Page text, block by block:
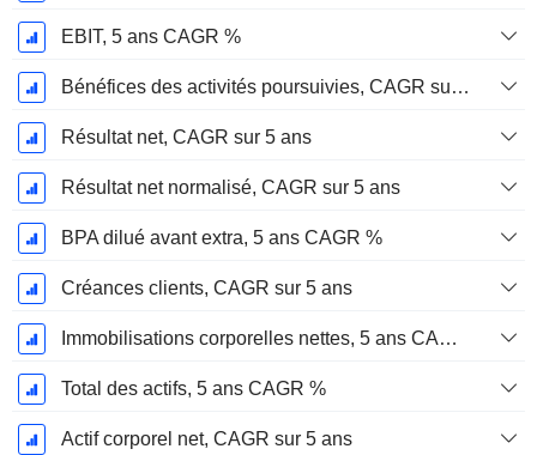
EBIT, 5 ans CAGR %
Bénéfices des activités poursuivies, CAGR sur 5 ans
Résultat net, CAGR sur 5 ans
Résultat net normalisé, CAGR sur 5 ans
BPA dilué avant extra, 5 ans CAGR %
Créances clients, CAGR sur 5 ans
Immobilisations corporelles nettes, 5 ans CAGR %
Total des actifs, 5 ans CAGR %
Actif corporel net, CAGR sur 5 ans